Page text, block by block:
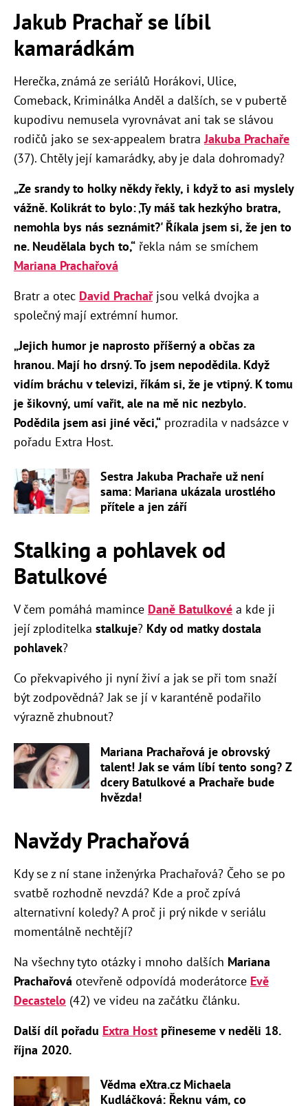
Jakub Prachař se líbil
kamarádkám
Herečka, známá ze seriálů Horákovi, Ulice,
Comeback, Kriminálka Anděl a dalších, se v pubertě
kupodivu nemusela vyrovnávat ani tak se slávou
rodičů jako se sex-appealem bratra Jakuba Prachaře
(37). Chtěly její kamarádky, aby je dala dohromady?
„Ze srandy to holky někdy řekly, i když to asi myslely
vážně. Kolikrát to bylo: ‚Ty máš tak hezkýho bratra,
nemohla bys nás seznámit?' Říkala jsem si, že jen to
ne. Neudělala bych to,“ řekla nám se smíchem
Mariana Prachařová
Bratr a otec David Prachařjsou velká dvojka a
společný mají extrémní humor.
„Jejich humor je naprosto příšerný a občas za
hranou. Mají ho drsný. To jsem nepodědila. Když
vidím bráchu v televizi, říkám si, že je vtipný. K tomu
je šikovný, umí vařit, ale na mě nic nezbylo.
Podědila jsem asi jiné věci,“ prozradila v nadsázce v
pořadu Extra Host.
Sestra Jakuba Prachaře už není
sama: Mariana ukázala urostlého
přítele a jen září
Stalking a pohlavek od
Batulkové
V čem pomáhá mamince Daně Batulkové a kde ji
její zploditelka stalkuje? Kdy od matky dostala
pohlavek?
Co překvapivého ji nyní živí a jak se při tom snaží
být zodpovědná? Jak se jí v karanténě podařilo
výrazně zhubnout?
Mariana Prachařová je obrovský
talent! Jak se vám líbí tento song? Z
dcery Batulkové a Prachaře bude
hvězda!
Navždy Prachařová
Kdy se z ní stane inženýrka Prachařová? Čeho se po
svatbě rozhodně nevzdá? Kde a proč zpívá
alternativní koledy? A proč ji prý nikde v seriálu
momentálně nechtějí?
Na všechny tyto otázky i mnoho dalších Mariana
Prachařová otevřeně odpovídá moderátorce Evě
Decastelo (42) ve videu na začátku článku.
Další díl pořadu Extra Host přineseme v neděli 18.
října 2020.
Vědma eXtra.cz Michaela
Kudláčková: Řeknu vám, co